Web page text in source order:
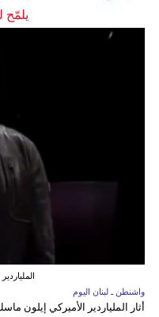
يلمّح
واشنطن ـ لبنان اليوم
أثار الملياردير الأميركي إيلون